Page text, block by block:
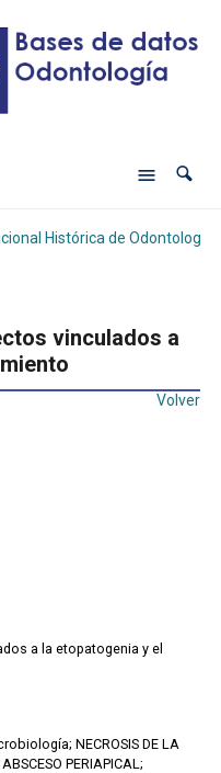
Histórica de Odontología
vinculados a
Volver
a la etopatogenia y el
NECROSIS DE LA
PERIAPICAL;